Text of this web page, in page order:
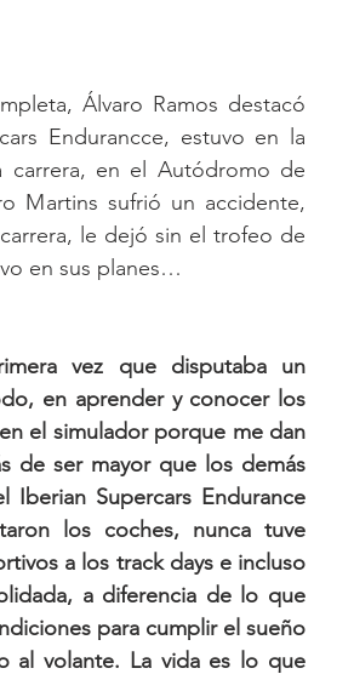
Álvaro Ramos destacó
Endurancce, estuvo en la
en el Autódromo de
Martins sufrió un accidente,
le dejó sin el trofeo de
en sus planes…
vez que disputaba un
en aprender y conocer los
el simulador porque me dan
de ser mayor que los demás
Supercars Endurance
los coches, nunca tuve
a los track days e incluso
a diferencia de lo que
para cumplir el sueño
al volante. La vida es lo que